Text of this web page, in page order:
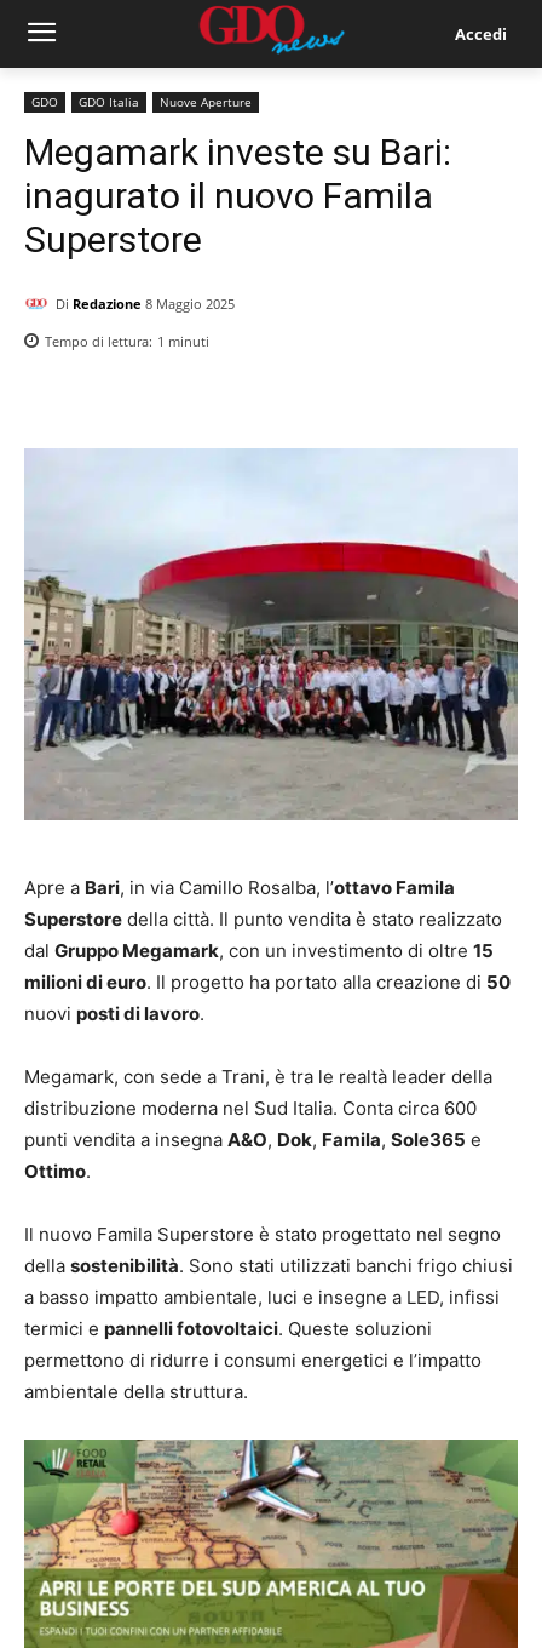
Accedi
GDO GDO Italia Nuove Aperture
Megamark investe su Bari:
inagurato il nuovo Famila
Superstore
Di Redazione 8 Maggio 2025
Tempo di lettura: 1 minuti
Apre a Bari, in via Camillo Rosalba, l’ottavo Famila
Superstore della città. Il punto vendita è stato realizzato
dal Gruppo Megamark, con un investimento di oltre 15
milioni di euro. Il progetto ha portato alla creazione di 50
nuovi posti di lavoro.
Megamark, con sede a Trani, è tra le realtà leader della
distribuzione moderna nel Sud Italia. Conta circa 600
punti vendita a insegna A&O, Dok, Famila, Sole365 e
Ottimo.
Il nuovo Famila Superstore è stato progettato nel segno
della sostenibilità. Sono stati utilizzati banchi frigo chiusi
a basso impatto ambientale, luci e insegne a LED, infissi
termici e pannelli fotovoltaici. Queste soluzioni
permettono di ridurre i consumi energetici e l’impatto
ambientale della struttura.